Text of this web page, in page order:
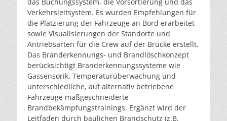
Verkehrsleitsystem. Es wurden Empfehlungen für
die Platzierung der Fahrzeuge an Bord erarbeitet
sowie Visualisierungen der Standorte und
Antriebsarten für die Crew auf der Brücke erstellt.
Das Branderkennungs- und Brandlöschkonzept
berücksichtigt Branderkennungssysteme wie
Gassensorik, Temperaturüberwachung und
unterschiedliche, auf alternativ betriebene
Fahrzeuge maßgeschneiderte
Brandbekämpfungstrainings. Ergänzt wird der
Leitfaden durch baulichen Brandschutz (z.B.